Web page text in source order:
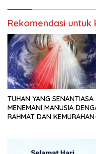
Rekomendasi untuk
TUHAN YANG SENANTIASA
MENEMANI MANUSIA
RAHMAT DAN